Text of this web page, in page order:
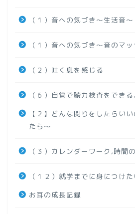
（１）音への気づき～生活音～
（１）音への気づき～音のマ
（２）吐く息を感じる
（６）自覚で聴力検査をできる
【２】どんな関りをしたらい
たら～
（３）カレンダーワーク,時間
（１２）就学までに身につけ
お耳の成長記録